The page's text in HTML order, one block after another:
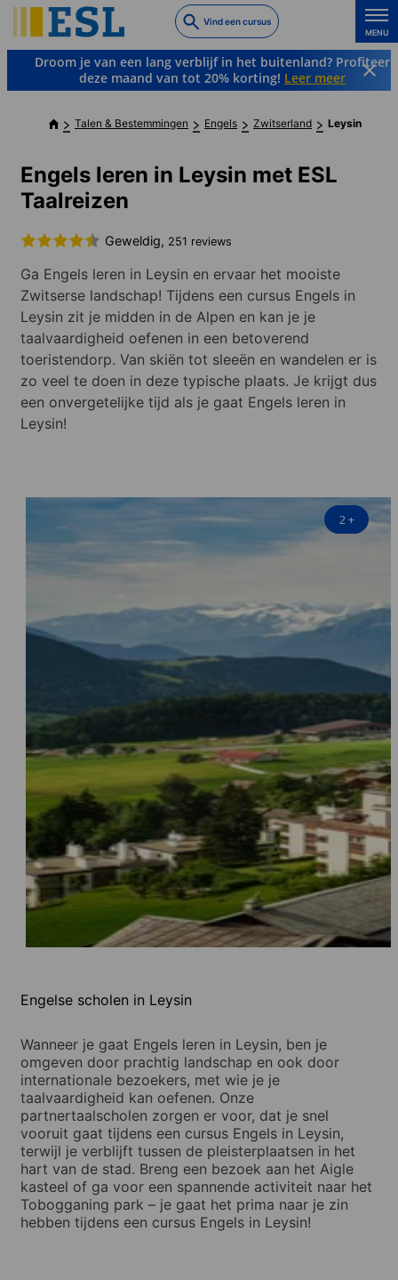
to
main
content
Vind een cursus
MENU
Droom je van een lang verblijf in het buitenland? Profiteer
deze maand van tot 20% korting! Leer meer
Talen & Bestemmingen Engels Zwitserland Leysin
Engels leren in Leysin met ESL
Taalreizen
Geweldig, 251 reviews
Ga Engels leren in Leysin en ervaar het mooiste
Zwitserse landschap! Tijdens een cursus Engels in
Leysin zit je midden in de Alpen en kan je je
taalvaardigheid oefenen in een betoverend
toeristendorp. Van skiën tot sleeën en wandelen er is
zo veel te doen in deze typische plaats. Je krijgt dus
een onvergetelijke tijd als je gaat Engels leren in
Leysin!
2+
Engelse scholen in Leysin
Wanneer je gaat Engels leren in Leysin, ben je
omgeven door prachtig landschap en ook door
internationale bezoekers, met wie je je
taalvaardigheid kan oefenen. Onze
partnertaalscholen zorgen er voor, dat je snel
vooruit gaat tijdens een cursus Engels in Leysin,
terwijl je verblijft tussen de pleisterplaatsen in het
hart van de stad. Breng een bezoek aan het Aigle
kasteel of ga voor een spannende activiteit naar het
Tobogganing park – je gaat het prima naar je zin
hebben tijdens een cursus Engels in Leysin!